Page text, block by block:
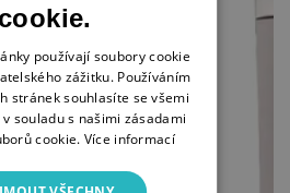
cookie.
používají soubory cookie
zážitku. Používáním
stránek souhlasíte se všemi
souladu s našimi zásadami
cookie. Více informací